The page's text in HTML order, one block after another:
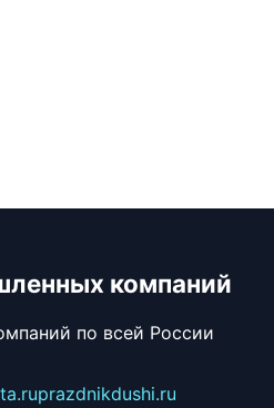
компаний
по всей России
prazdnikdushi.ru